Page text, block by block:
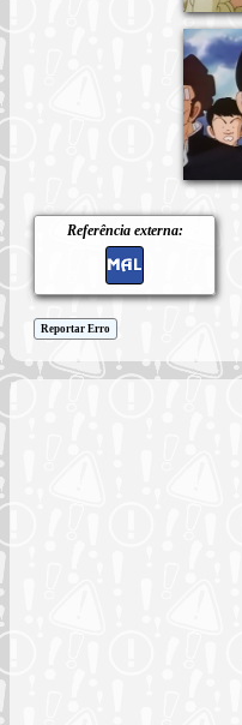
Referência externa:
Reportar Erro